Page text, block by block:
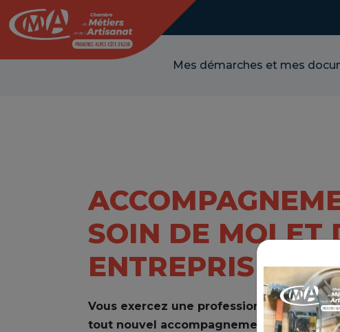
Mes démarches et mes
SOIN DE MOI ET
ENTREPRISE »
Vous exercez une profession artisanale
tout nouvel accompagnement « Prendre
Panneau de gestion des cookies